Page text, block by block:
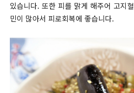
있습니다. 또한 피를 맑게 해주어 고지
민이 많아서 피로회복에 좋습니다.